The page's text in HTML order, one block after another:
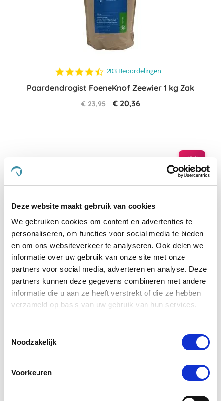
Deze website maakt gebruik van cookies
We gebruiken cookies om content en advertenties te
personaliseren, om functies voor social media te bieden
en om ons websiteverkeer te analyseren. Ook delen we
informatie over uw gebruik van onze site met onze
partners voor social media, adverteren en analyse. Deze
partners kunnen deze gegevens combineren met andere
informatie die u aan ze heeft verstrekt of die ze hebben
verzameld op basis van uw gebruik van hun services.
Noodzakelijk
Voorkeuren
4.6
rating
203 Beoordelingen
Paardendrogist FoeneKnof Zeewier 1 kg Zak
€ 23,95 € 20,36
-15 %
4.7
star
rating
251 Beoordelingen
Paardendrogist Foenegriek Poeder - Zak 1 kg
-15 %